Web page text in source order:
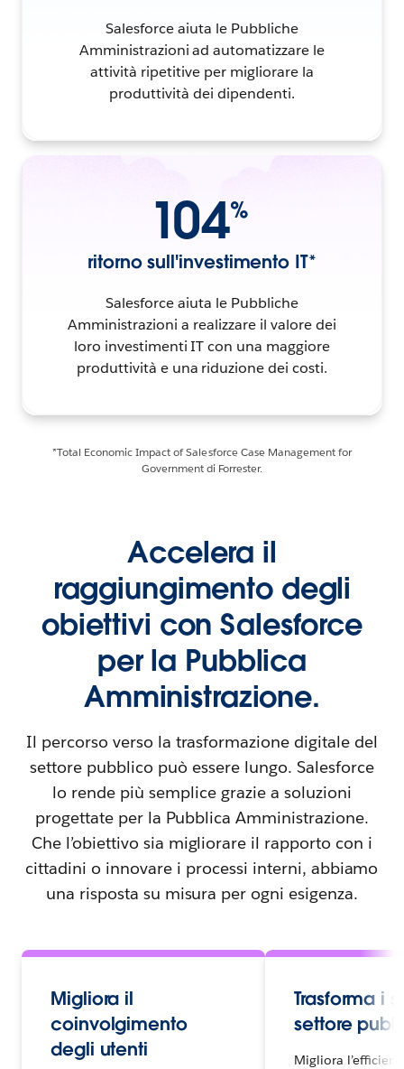
Salesforce aiuta le Pubbliche
Amministrazioni ad automatizzare le
attività ripetitive per migliorare la
produttività dei dipendenti.
104%
ritorno sull'investimento IT*
Salesforce aiuta le Pubbliche
Amministrazioni a realizzare il valore dei
loro investimenti IT con una maggiore
produttività e una riduzione dei costi.
*Total Economic Impact of Salesforce Case Management for
Government di Forrester.
Accelera il
raggiungimento degli
obiettivi con Salesforce
per la Pubblica
Amministrazione.
Il percorso verso la trasformazione digitale del
settore pubblico può essere lungo. Salesforce
lo rende più semplice grazie a soluzioni
progettate per la Pubblica Amministrazione.
Che l’obiettivo sia migliorare il rapporto con i
cittadini o innovare i processi interni, abbiamo
una risposta su misura per ogni esigenza.
Migliora il
coinvolgimento
degli utenti
Trasforma i
settore
Migliora